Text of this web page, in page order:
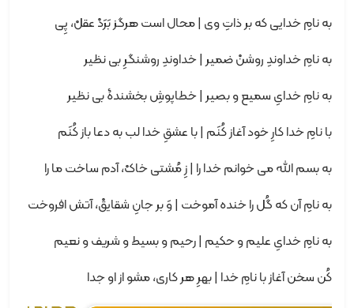
به نامِ خدایی که بر ذاتِ وی | محال است هرگز بَرَدْ عقلْ، پِی
به نامِ خداوندِ روشنْ ضمیر | خداوندِ روشنگرِ بی نظیر
به نامِ خدایِ سمیع و بصیر | خطاپوشِ بخشندۀ بی نظیر
با نامِ خدا کارِ خود آغاز کُنَم | با عشقِ خدا لب به دعا باز کُنَم
به بسم الله می خوانم خدا را | زِ مُشتی خاکْ، آدم ساخت ما را
به نامِ آن که گُل را خنده آموخت | وَ بر جانِ شقایقْ، آتش افروخت
به نامِ خدایِ علیم و حکیم | رحیم و بسیط و شریف و نعیم
کُن سخن آغاز با نامِ خدا | بهرِ هر کاری، مشو از او جدا